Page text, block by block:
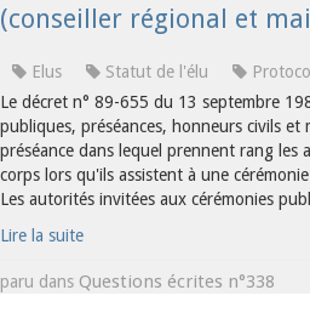
(conseiller régional et
Elus Statut de l'élu
Le décret n° 89-655 du 13 septembre
publiques, préséances, honneurs civils et
préséance dans lequel prennent rang les
corps lors qu'ils assistent à une
Les autorités invitées aux cérémonies
Lire la suite
paru dans Questions écrites n°338